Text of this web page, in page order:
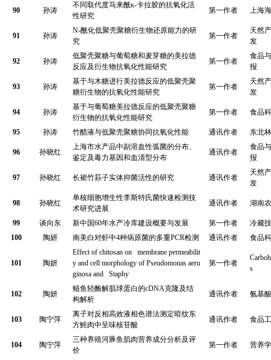
90 孙涛
不同取代度马来酰κ-卡拉胶的抗氧化活
性研究
第一作者 上海
91 孙涛
N-酰化低聚壳聚糖衍生物还原能力的研
究
第一作者
天然
发
92 孙涛
低聚壳聚糖与葡萄糖和麦芽糖的美拉德
反应及衍生物抗氧化性能研究
第一作者
食品
报
93 孙涛
基于与木糖进行美拉德反应的低聚壳聚
糖衍生物的抗氧化性能研究
第一作者
天然
发
94 孙涛
基于与葡萄糖美拉德反应的低聚壳聚糖
衍生物的抗氧化性能研究
第一作者 食品
95 孙涛 竹醋液与低聚壳聚糖协同抗氧化性能 通讯作者 东北
96 孙晓红
上海市水产品中副溶血性弧菌的分布、
鉴定及毒力基因和血清型分布
通讯作者
食品
报
97 孙晓红 长裙竹荪子实体抑菌活性的研究 通讯作者
天然
发
98 孙晓红
单核细胞增生性李斯特氏菌快速检测技
术研究进展
通讯作者 湖南
99 谈向东 新中国60年水产冷库建设概要与发展 第一作者
冷藏
100
陶妍 南美白对虾中4种病原菌的多重PCR检测 通讯作者 食品
101 陶妍
Effect of chitosan on membrane permeabilit
y and cell morphology of Pseudomonas aeru
ginosa and Staphy
第一作者
s
102 陶妍
鲢鱼轻酶解肌球蛋白的cDNA克隆及结
构解析
通讯作者 氨基
103 陶宁萍
离子对反相高效液相色谱法测定暗纹东
方魨肉中呈味核苷酸
通讯作者 食品
104 陶宁萍
三种养殖河豚鱼肌肉营养成分分析及评
价
第一作者 营养